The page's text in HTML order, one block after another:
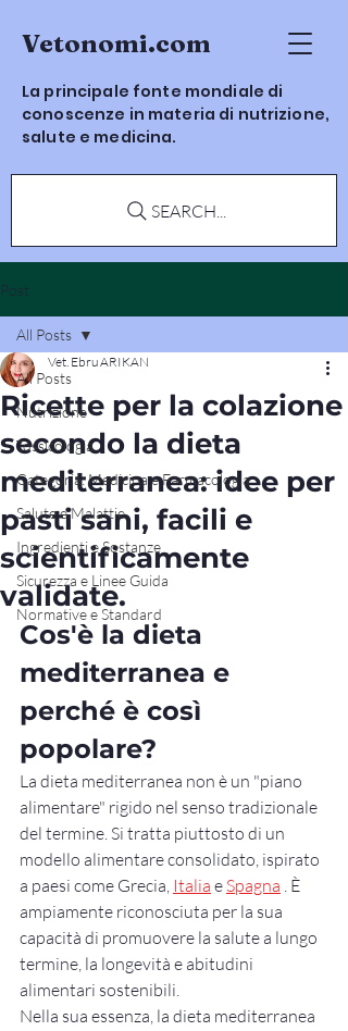
Vetonomi.com
La principale fonte mondiale di
conoscenze in materia di nutrizione,
salute e medicina.
SEARCH...
Post
All Posts
Nutrizione
Tossicologia
Categoria: Medicina e Farmacologia
Salute e Malattie
Ingredienti e Sostanze
Sicurezza e Linee Guida
Normative e Standard
All Posts
Ricette per la colazione
secondo la dieta
mediterranea: idee per
pasti sani, facili e
scientificamente
validate.
Vet. Ebru ARIKAN
Cos'è la dieta
mediterranea e
perché è così
popolare?
La dieta mediterranea non è un "piano
alimentare" rigido nel senso tradizionale
del termine. Si tratta piuttosto di un
modello alimentare consolidato, ispirato
a paesi come Grecia, Italia e Spagna . È
ampiamente riconosciuta per la sua
capacità di promuovere la salute a lungo
termine, la longevità e abitudini
alimentari sostenibili.
Nella sua essenza, la dieta mediterranea